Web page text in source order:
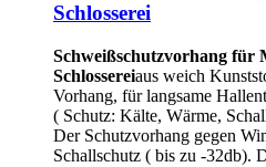
Schlosserei
Schweißschutzvorhang für
Schlossereiaus weich
Vorhang, für langsame
( Schutz: Kälte, Wärme,
Der Schutzvorhang gegen
Schallschutz ( bis zu -32db).